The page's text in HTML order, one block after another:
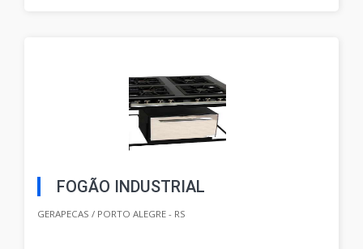
FOGÃO INDUSTRIAL
GERAPECAS / PORTO ALEGRE - RS